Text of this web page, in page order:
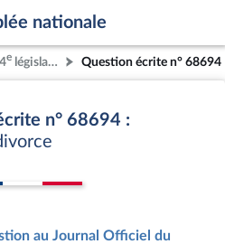
nationale
e législature Question écrite n° 68694
n° 68694 :
au Journal Officiel du